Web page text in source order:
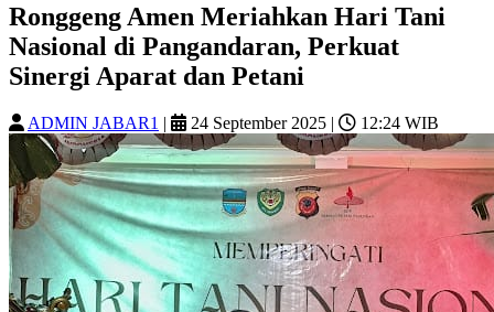
Ronggeng Amen Meriahkan Hari Tani
Nasional di Pangandaran, Perkuat
Sinergi Aparat dan Petani
ADMIN JABAR1 | 24 September 2025 | 12:24 WIB